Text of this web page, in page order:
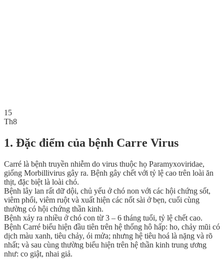
15
Th8
1. Đặc điểm của bệnh Carre Virus
Carré là bệnh truyền nhiễm do virus thuộc họ Paramyxoviridae,
giống Morbillivirus gây ra. Bệnh gây chết với tỷ lệ cao trên loài ăn
thịt, đặc biệt là loài chó.
Bệnh lây lan rất dữ dội, chủ yếu ở chó non với các hội chứng sốt,
viêm phổi, viêm ruột và xuất hiện các nốt sài ở bẹn, cuối cùng
thường có hội chứng thần kinh.
Bệnh xảy ra nhiều ở chó con từ 3 – 6 tháng tuổi, tỷ lệ chết cao.
Bệnh Carré biểu hiện đầu tiên trên hệ thống hô hấp: ho, chảy mũi có
dịch màu xanh, tiêu chảy, ói mửa; nhưng hệ tiêu hoá là nặng và rõ
nhất; và sau cùng thường biểu hiện trên hệ thần kinh trung ương
như: co giật, nhai giả.